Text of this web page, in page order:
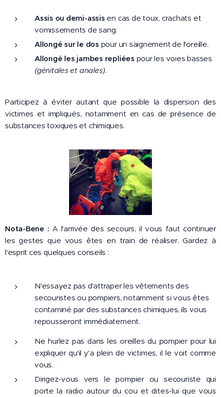
Assis ou demi-assis en cas de toux, crachats et
vomissements de sang.
Allongé sur le dos pour un saignement de l'oreille.
Allongé les jambes repliées pour les voies basses
(génitales et anales).
Participez à éviter autant que possible la dispersion des
victimes et impliqués, notamment en cas de présence de
substances toxiques et chimiques.
Nota-Bene :A l'arrivée des secours, il vous faut continuer
les gestes que vous êtes en train de réaliser. Gardez à
l'esprit ces quelques conseils :
N'essayez pas d'attraper les vêtements des
secouristes ou pompiers, notamment si vous êtes
contaminé par des substances chimiques, ils vous
repousseront immédiatement.
Ne hurlez pas dans les oreilles du pompier pour lui
expliquer qu'il y'a plein de victimes, il le voit comme
vous.
Dirigez-vous vers le pompier ou secouriste qui
porte la radio autour du cou et dites-lui que vous